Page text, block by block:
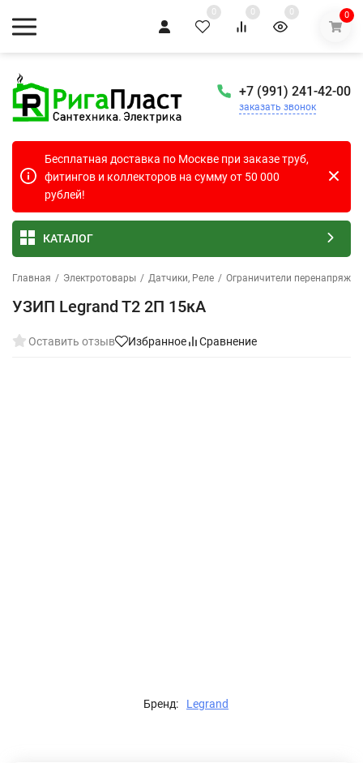
0 0 0 0
+7 (991) 241-42-00
заказать звонок
Бесплатная доставка по Москве при заказе труб,
фитингов и коллекторов на сумму от 50 000
рублей!
КАТАЛОГ
Главная / Электротовары / Датчики, Реле / Ограничители
УЗИП Legrand T2 2П 15кА
Оставить отзыв Избранное Сравнение
Бренд: Legrand